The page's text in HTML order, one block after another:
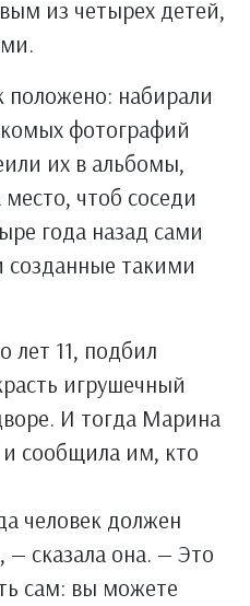
из четырех детей,
положено: набирали
фотографий
их в альбомы,
чтоб соседи
года назад сами
созданные такими
лет 11, подбил
игрушечный
И тогда Марина
сообщила им, кто
человек должен
— сказала она. — Это
сам: вы можете